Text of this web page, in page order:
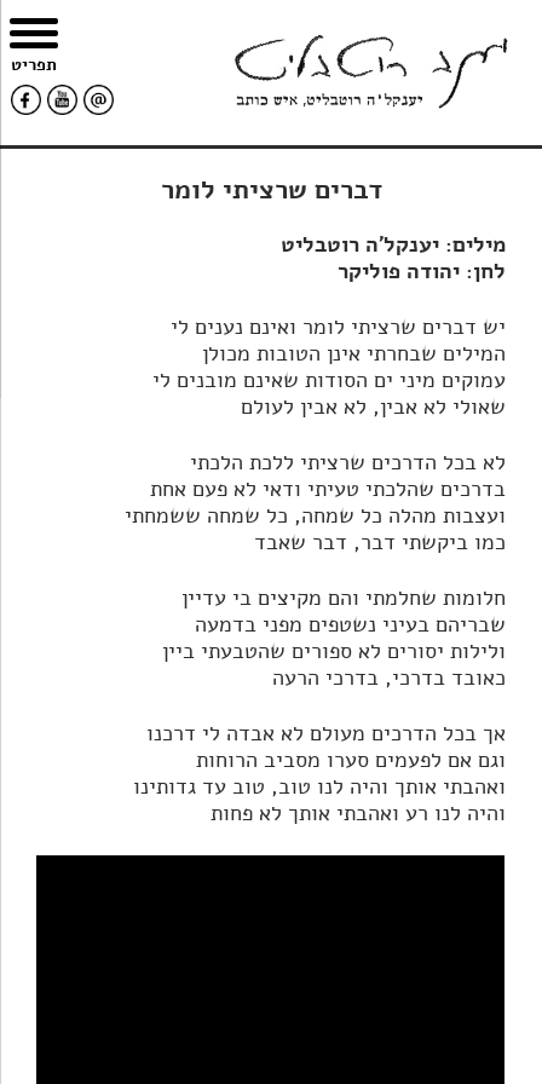
הצהרת
עבור
דברים שרציתי לומר
מילים: יענקל'ה רוטבליט
לחן: יהודה פוליקר
יש דברים שרציתי לומר ואינם נענים לי
המילים שבחרתי אינן הטובות מכולן
עמוקים מיני ים הסודות שאינם מובנים לי
שאולי לא אבין, לא אבין לעולם
לא בכל הדרכים שרציתי ללכת הלכתי
בדרכים שהלכתי טעיתי ודאי לא פעם אחת
ועצבות מהלה כל שמחה, כל שמחה ששמחתי
כמו ביקשתי דבר, דבר שאבד
חלומות שחלמתי והם מקיצים בי עדיין
שבריהם בעיני נשטפים מפני בדמעה
ולילות יסורים לא ספורים שהטבעתי ביין
כאובד בדרכי, בדרכי הרעה
אך בכל הדרכים מעולם לא אבדה לי דרכנו
וגם אם לפעמים סערו מסביב הרוחות
ואהבתי אותך והיה לנו טוב, טוב עד גדותינו
והיה לנו רע ואהבתי אותך לא פחות
תפריט